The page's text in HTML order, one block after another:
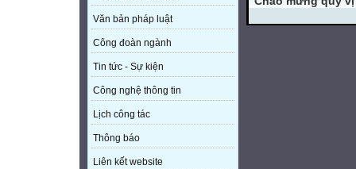
Văn bản pháp luật
Công đoàn ngành
Tin tức - Sự kiện
Công nghệ thông tin
Lịch công tác
Thông báo
Liên kết website